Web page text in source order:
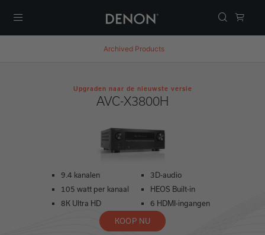
Archived Products
Upgraden naar de nieuwste versie
AVC-X3800H
9.4 kanalen
105 watt per kanaal
8K Ultra HD
3D-audio
HEOS Built-in
6 HDMI-ingangen
KOOP NU